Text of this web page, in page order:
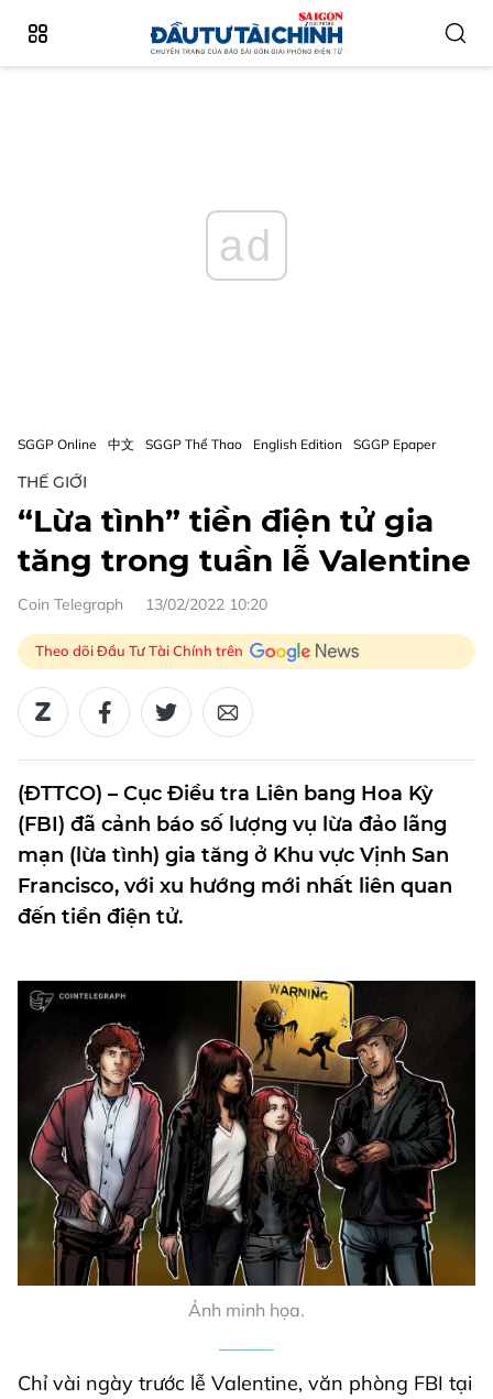
ad
SGGP Online 中文 SGGP Thể Thao English Edition SGGP Epaper
THẾ GIỚI
“Lừa tình” tiền điện tử gia
tăng trong tuần lễ Valentine
Coin Telegraph 13/02/2022 10:20
Theo dõi Đầu Tư Tài Chính trên
(ĐTTCO) – Cục Điều tra Liên bang Hoa Kỳ
(FBI) đã cảnh báo số lượng vụ lừa đảo lãng
mạn (lừa tình) gia tăng ở Khu vực Vịnh San
Francisco, với xu hướng mới nhất liên quan
đến tiền điện tử.
Ảnh minh họa.
Chỉ vài ngày trước lễ Valentine, văn phòng FBI tại